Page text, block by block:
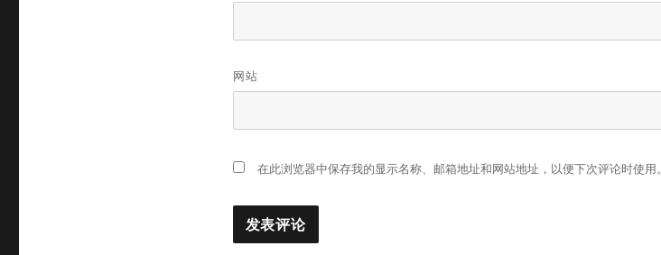
网站
在此浏览器中保存我的显示名称、邮箱地址和网站地址，以便下次评论时使用。